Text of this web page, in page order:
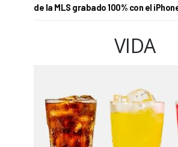
de la MLS grabado 100% con el
VIDA